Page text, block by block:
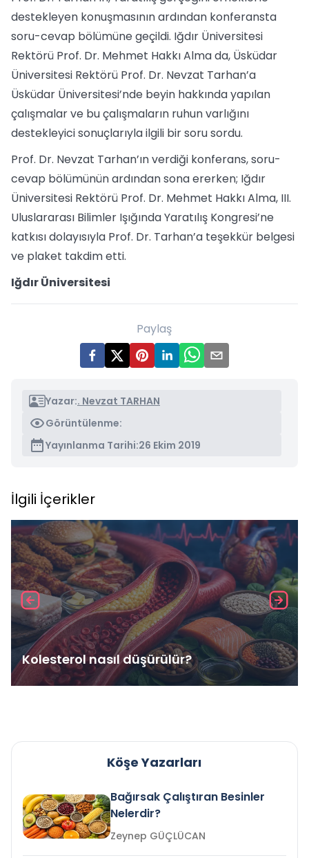
destekleyen konuşmasının ardından konferansta
soru-cevap bölümüne geçildi. Iğdır Üniversitesi
Rektörü Prof. Dr. Mehmet Hakkı Alma da, Üsküdar
Üniversitesi Rektörü Prof. Dr. Nevzat Tarhan’a
Üsküdar Üniversitesi’nde beyin hakkında yapılan
çalışmalar ve bu çalışmaların ruhun varlığını
destekleyici sonuçlarıyla ilgili bir soru sordu.
Prof. Dr. Nevzat Tarhan’ın verdiği konferans, soru-
cevap bölümünün ardından sona ererken; Iğdır
Üniversitesi Rektörü Prof. Dr. Mehmet Hakkı Alma, III.
Uluslararası Bilimler Işığında Yaratılış Kongresi’ne
katkısı dolayısıyla Prof. Dr. Tarhan’a teşekkür belgesi
ve plaket takdim etti.
Iğdır Üniversitesi
Paylaş
Yazar:. Nevzat TARHAN
Görüntülenme:
Yayınlanma Tarihi:26 Ekim 2019
İlgili İçerikler
Kolesterol nasıl düşürülür?
Köşe Yazarları
Bağırsak Çalıştıran Besinler
Nelerdir?
Zeynep GÜÇLÜCAN